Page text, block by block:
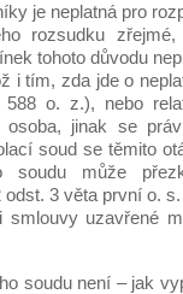
je neplatná pro
rozsudku
tohoto důvodu
i tím, zda jde o
o. z.), nebo
osoba, jinak se
soud se těmito
soudu může
3 věta první o.
smlouvy uzavřené
soudu není – jak